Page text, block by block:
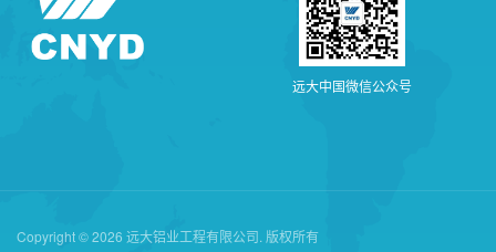
远大中 国微信公众号
Copyright © 2026 远大铝业工程有限公司. 版权所有